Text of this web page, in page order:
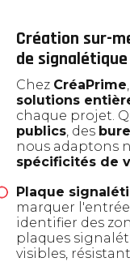
Création sur-
de signalétique
Chez CréaPrime
solutions
chaque projet.
publics, des
nous adaptons
spécificités de
Plaque
marquer
identifier des
plaques
visibles,